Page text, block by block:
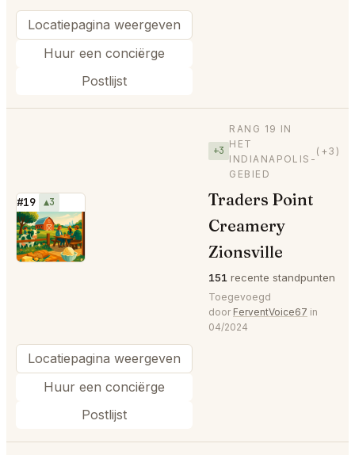
Locatiepagina weergeven
Huur een conciërge
Postlijst
#19 ▲3
⭐
+3
RANG 19 IN
HET
INDIANAPOLIS-
GEBIED
(+3)
Traders Point
Creamery
Zionsville
151 recente standpunten
Toegevoegd
door FerventVoice67 in
04/2024
Locatiepagina weergeven
Huur een conciërge
Postlijst